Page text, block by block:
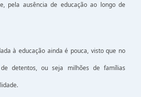
pela ausência de educação ao longo de
à educação ainda é pouca, visto que no
detentos, ou seja milhões de famílias